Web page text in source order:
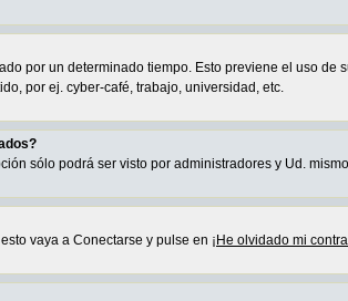
por un determinado tiempo. Esto previene el uso
por ej. cyber-café, trabajo, universidad, etc.
sólo podrá ser visto por administradores y Ud.
vaya a Conectarse y pulse en ¡He olvidado mi